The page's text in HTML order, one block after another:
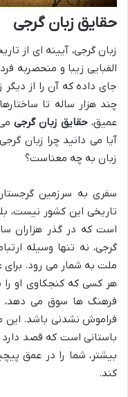
حقایق زبان گرجی
زبان گرجی، آیینه ای از
الفبایی زیبا و منحصربه
جای داده که آن را از
چند هزار ساله تا
عمیق، حقایق زبان گرجیمی
آیا می دانید چرا زبان
زبان به چه معناست؟
سفری به سرزمین
تاریخی این کشور نیست،
است که در گذر هزاران
گرجی، نه تنها وسیله
ملت به شمار می رود. برای
هر کسی که کنجکاوی او
فرهنگ ها سوق می
فراموش نشدنی باشد. این
بیشتر، شما را در عمق
کند.